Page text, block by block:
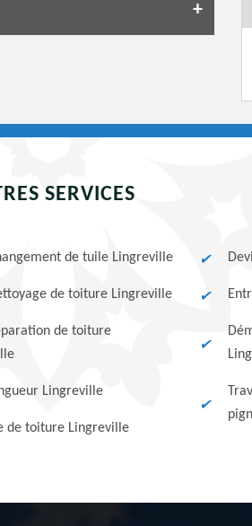
SERVICES
de tuile Lingreville
de toiture Lingreville
de toiture
Lingreville
de toiture Lingreville